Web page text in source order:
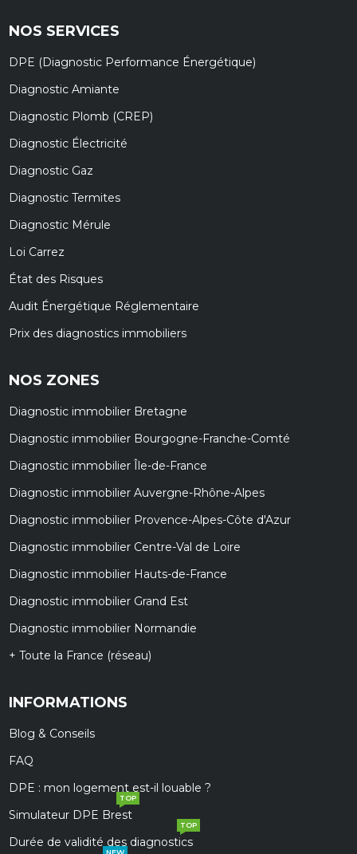
NOS SERVICES
DPE (Diagnostic Performance Énergétique)
Diagnostic Amiante
Diagnostic Plomb (CREP)
Diagnostic Électricité
Diagnostic Gaz
Diagnostic Termites
Diagnostic Mérule
Loi Carrez
État des Risques
Audit Énergétique Réglementaire
Prix des diagnostics immobiliers
NOS ZONES
Diagnostic immobilier Bretagne
Diagnostic immobilier Bourgogne-Franche-Comté
Diagnostic immobilier Île-de-France
Diagnostic immobilier Auvergne-Rhône-Alpes
Diagnostic immobilier Provence-Alpes-Côte d'Azur
Diagnostic immobilier Centre-Val de Loire
Diagnostic immobilier Hauts-de-France
Diagnostic immobilier Grand Est
Diagnostic immobilier Normandie
+ Toute la France (réseau)
INFORMATIONS
Blog & Conseils
FAQ
DPE : mon logement est-il louable ?
Simulateur DPE Brest
TOP
Durée de validité des diagnostics
TOP
NEW